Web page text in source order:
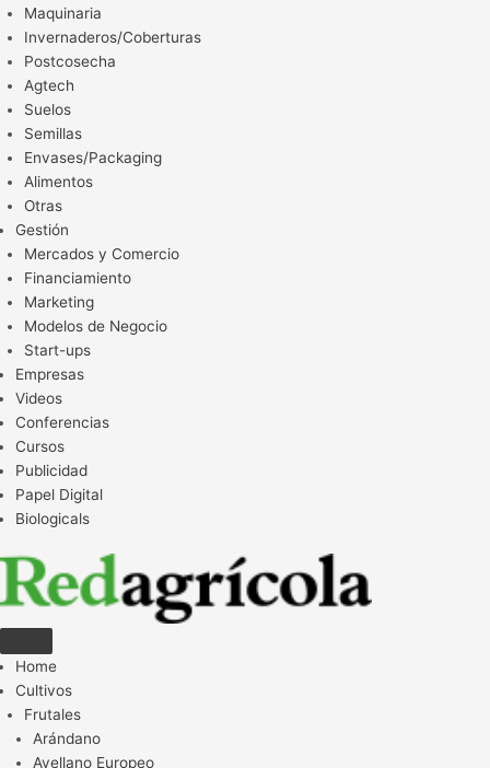
Maquinaria
Invernaderos/Coberturas
Postcosecha
Agtech
Suelos
Semillas
Envases/Packaging
Alimentos
Otras
Gestión
Mercados y Comercio
Financiamiento
Marketing
Modelos de Negocio
Start-ups
Empresas
Videos
Conferencias
Cursos
Publicidad
Papel Digital
Biologicals
Home
Cultivos
Frutales
Arándano
Avellano Europeo